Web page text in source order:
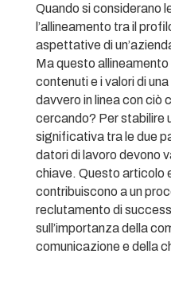
Quando si considerano
l’allineamento tra il
aspettative di
Ma questo
contenuti e i valori di
davvero in linea con ciò
cercando? Per stabilire
significativa tra le due
datori di lavoro devono
chiave. Questo articolo
contribuiscono a un
reclutamento di
sull’importanza della
comunicazione e della